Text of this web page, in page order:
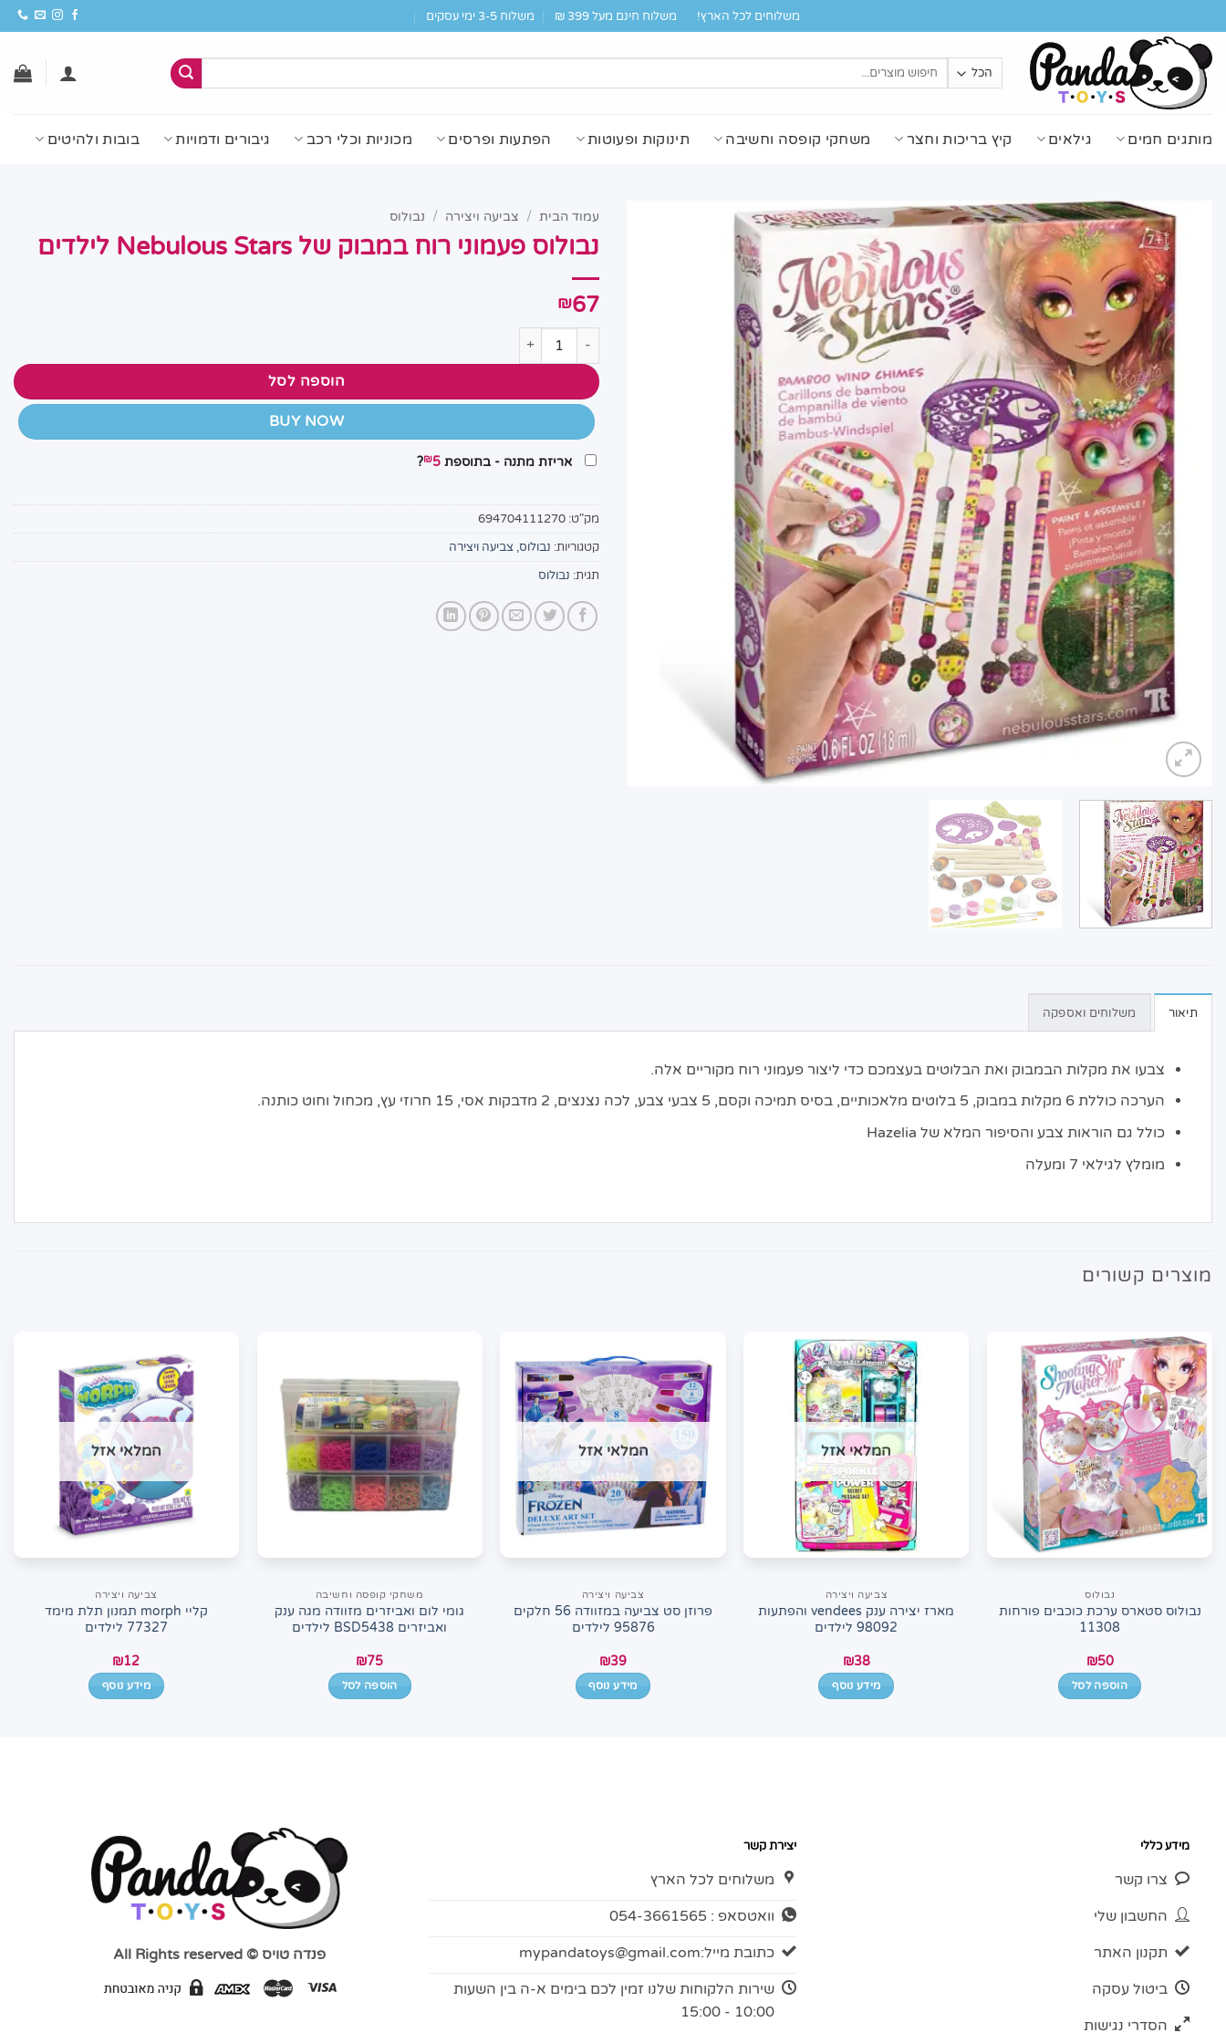
to
content
משלוחים לכל הארץ! משלוח חינם מעל 399 ₪ משלוח 3-5 ימי עסקים
מותגים חמים גילאים קיץ בריכות וחצר משחקי קופסה וחשיבה תינוקות ופעוטות הפתעות ופרסים מכוניות וכלי רכב גיבורים ודמויות בובות ולהיטים
עמוד הבית / צביעה ויצירה / נבולוס
נבולוס פעמוני רוח במבוק של Nebulous Stars לילדים
₪67
כמות של נבולוס פעמוני רוח במבוק של Nebulous Stars לילדים
הוספה לסל
BUY NOW
אריזת מתנה - בתוספת ₪5
?
מק"ט: 694704111270
קטגוריות: נבולוס, צביעה ויצירה
תגית: נבולוס
תיאור משלוחים ואספקה
צבעו את מקלות הבמבוק ואת הבלוטים בעצמכם כדי ליצור פעמוני רוח מקוריים אלה.
הערכה כוללת 6 מקלות במבוק, 5 בלוטים מלאכותיים, בסיס תמיכה וקסם, 5 צבעי צבע, לכה נצנצים, 2 מדבקות אסי, 15 חרוזי עץ, מכחול וחוט כותנה.
כולל גם הוראות צבע והסיפור המלא של Hazelia
מומלץ לגילאי 7 ומעלה
מוצרים קשורים
נבולוס
נבולוס סטארס ערכת כוכבים פורחות
11308
₪50
הוספה לסל
המלאי אזל
צביעה ויצירה
מארז יצירה ענק vendees והפתעות
98092 לילדים
₪38
מידע נוסף
המלאי אזל
צביעה ויצירה
פרוזן סט צביעה במזוודה 56 חלקים
95876 לילדים
₪39
מידע נוסף
משחקי קופסה וחשיבה
גומי לום ואביזרים מזוודה מגה ענק
ואביזרים BSD5438 לילדים
₪75
הוספה לסל
המלאי אזל
צביעה ויצירה
קליי morph תמנון תלת מימד
77327 לילדים
₪12
מידע נוסף
מידע כללי
צרו קשר
החשבון שלי
תקנון האתר
ביטול עסקה
הסדרי נגישות
יצירת קשר
משלוחים לכל הארץ
וואטסאפ : 054-3661565
כתובת מייל:mypandatoys@gmail.com
שירות הלקוחות שלנו זמין לכם בימים א-ה בין השעות
10:00 - 15:00
פנדה טויס © All Rights reserved